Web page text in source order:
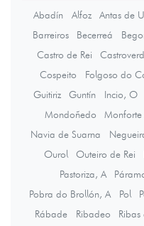
Abadín Alfoz Antas de
Barreiros
Becerreá
Castro de Rei
Cospeito
Folgoso do
Guitiriz
Guntín Incio, O
Mondoñedo
Monforte
Navia de Suarna
Ourol
Outeiro de Rei
Pastoriza, A
Pobra do Brollón, A
Pol
Rábade
Ribadeo